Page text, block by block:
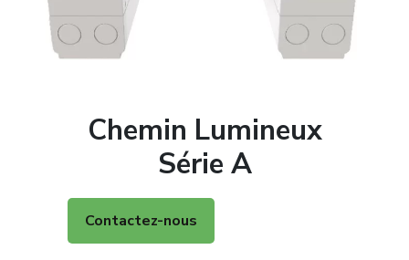
Chemin Lumineux
Série A
Contactez-nous